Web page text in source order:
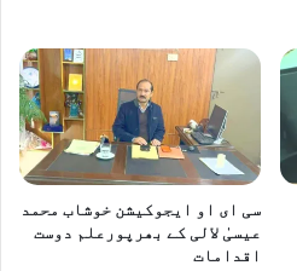
سی ای او ایجوکیشن خوشاب محمد
عیسیٰ لالی کے بھرپورعلم دوست
اقدامات